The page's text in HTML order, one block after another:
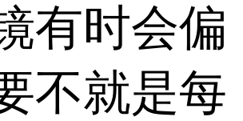
有时会偏
不就是每